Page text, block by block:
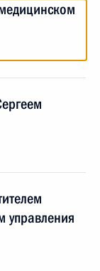
управления